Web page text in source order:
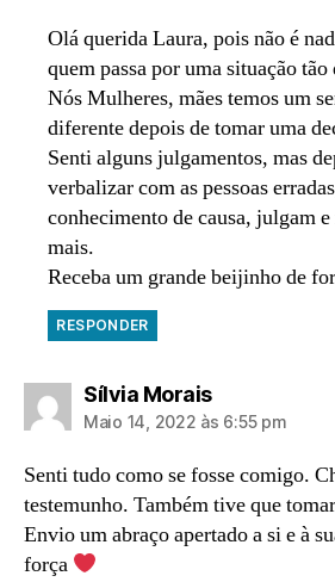
Olá querida Laura, pois não é
quem passa por uma situação
Nós Mulheres, mães temos um
diferente depois de tomar uma
Senti alguns julgamentos, mas
verbalizar com as pessoas
conhecimento de causa, julgam
mais.
Receba um grande beijinho de
RESPONDER
Sílvia Moraisdiz:
Maio 14, 2022 às 6:55 pm
Senti tudo como se fosse comigo.
testemunho. Também tive que
Envio um abraço apertado a si e à
força